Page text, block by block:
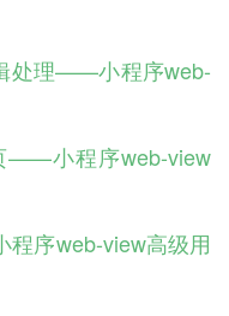
处理——小程序web-
——小程序web-view
序web-view高级用